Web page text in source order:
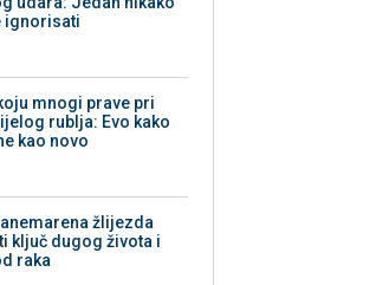
ignorisati
mnogi prave pri
rublja: Evo kako
kao novo
žlijezda
ključ dugog života i
raka